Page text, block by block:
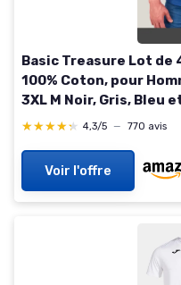
Basic Treasure Lot de
100% Coton, pour
3XL M Noir, Gris, Bleu
★★★★★
★★★★★ 4,3/5 — 770 avis
Voir l'offre